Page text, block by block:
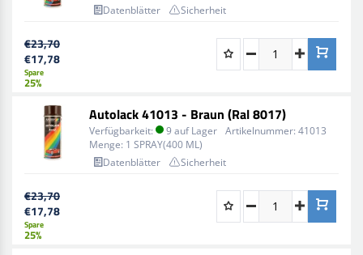
Datenblätter
Sicherheit
€23,70
€17,78
Spare
25%
Autolack 41013 - Braun (Ral 8017)
Verfügbarkeit: 9 auf Lager Artikelnummer: 41013
Menge: 1 SPRAY(400 ML)
Datenblätter
Sicherheit
€23,70
€17,78
Spare
25%